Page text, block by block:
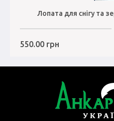
Лопата для снігу та
550.00 грн